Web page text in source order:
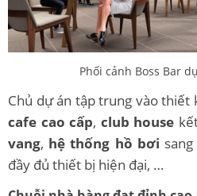
Phối cảnh Boss Bar
Chủ dự án tập trung vào thiết
cafe cao cấp, club house
vang, hệ thống hồ bơi
đầy đủ thiết bị hiện đại, …